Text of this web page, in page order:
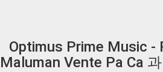
Optimus Prime Music -
Maluman Vente Pa Ca